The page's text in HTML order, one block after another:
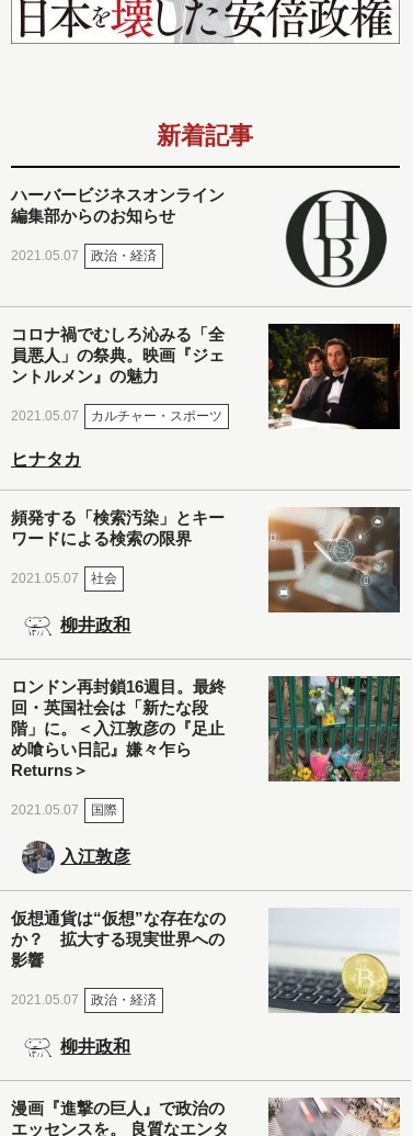
新着記事
ハーバービジネスオンライン
編集部からのお知らせ
2021.05.07 政治・経済
コロナ禍でむしろ沁みる「全
員悪人」の祭典。映画『ジェ
ントルメン』の魅力
2021.05.07 カルチャー・スポーツ
ヒナタカ
頻発する「検索汚染」とキー
ワードによる検索の限界
2021.05.07 社会
柳井政和
ロンドン再封鎖16週目。最終
回・英国社会は「新たな段
階」に。＜入江敦彦の『足止
め喰らい日記』嫌々乍ら
Returns＞
2021.05.07 国際
入江敦彦
仮想通貨は“仮想”な存在なの
か？ 拡大する現実世界への
影響
2021.05.07 政治・経済
柳井政和
漫画『進撃の巨人』で政治の
エッセンスを。 良質なエンタ